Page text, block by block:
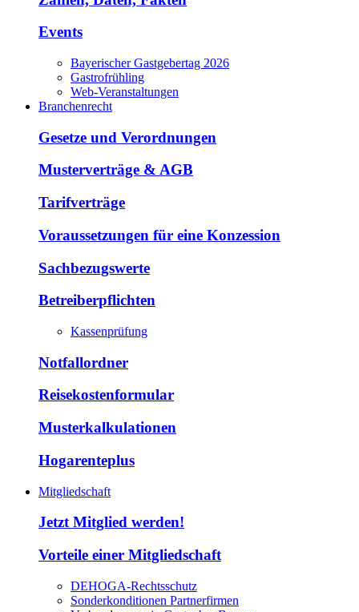
Events
Bayerischer Gastgebertag 2026
Gastrofrühling
Web-Veranstaltungen
Branchenrecht
Gesetze und Verordnungen
Musterverträge & AGB
Tarifverträge
Voraussetzungen für eine Konzession
Sachbezugswerte
Betreiberpflichten
Kassenprüfung
Notfallordner
Reisekostenformular
Musterkalkulationen
Hogarenteplus
Mitgliedschaft
Jetzt Mitglied werden!
Vorteile einer Mitgliedschaft
DEHOGA-Rechtsschutz
Sonderkonditionen Partnerfirmen